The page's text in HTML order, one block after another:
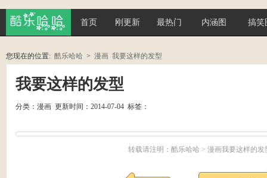
酷乐哈
哈
首页 刚更新 最热门 内涵图 搞笑
您现在的位置: 酷乐哈哈 > 漫画 我要这样的发型
我要这样的发型
分类： 漫画 更新时间：2014-07-04 标签：
转载请注明： 酷乐哈哈 > 漫画我要这样的发